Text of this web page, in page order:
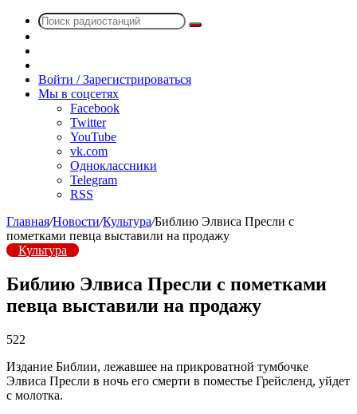
Поиск
радио
Войти / Зарегистрироваться
Мы в соцсетях
Facebook
Twitter
YouTube
vk.com
Одноклассники
Telegram
RSS
Главная/Новости/Культура/Библию Элвиса Пресли с
пометками певца выставили на продажу
Культура
Библию Элвиса Пресли с пометками
певца выставили на продажу
522
Издание Библии, лежавшее на прикроватной тумбочке
Элвиса Пресли в ночь его смерти в поместье Грейсленд, уйдет
с молотка.